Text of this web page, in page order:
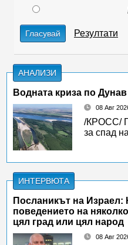
Гласувай Резултати
АНАЛИЗИ
Водната криза по Дунав
08 Авг
/КРОСС/
за спад
ИНТЕРВЮТА
Посланикът на Израел:
поведението на
цял град или цял народ
08 Авг